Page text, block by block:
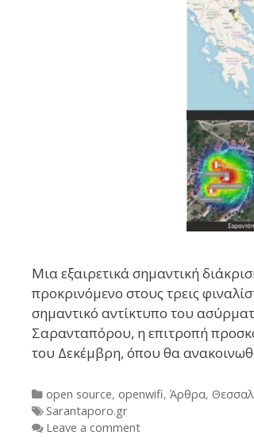
Μια εξαιρετικά σημαντική
προκρινόμενο στους τρεις
σημαντικό αντίκτυπο του
Σαρανταπόρου, η επιτροπή
του Δεκέμβρη, όπου θα
Categories
open source, openwifi, Άρθρα,
Tags
Sarantaporo.gr
Leave a comment